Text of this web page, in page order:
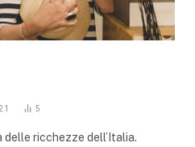
5
delle ricchezze dell’Italia.